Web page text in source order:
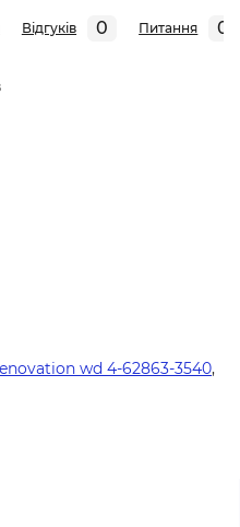
Відгуків 0 Питання 0
wd 4-62863-3540,